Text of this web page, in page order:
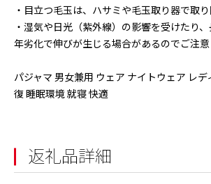
・目立つ毛玉は、ハサミや毛玉取り器で取り
・湿気や日光（紫外線）の影響を受けたり
年劣化で伸びが生じる場合があるのでご注意
パジャマ 男女兼用 ウェア ナイトウェア レデ
復 睡眠環境 就寝 快適
返礼品詳細